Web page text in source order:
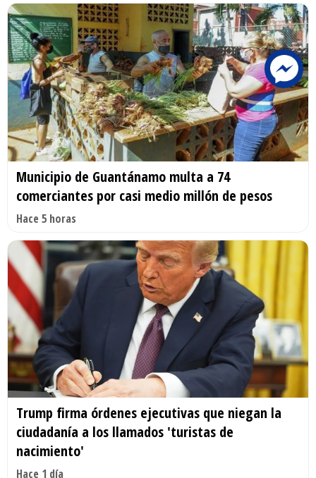
Municipio de Guantánamo multa a 74
comerciantes por casi medio millón de pesos
Hace 5 horas
Trump firma órdenes ejecutivas que niegan la
ciudadanía a los llamados 'turistas de
nacimiento'
Hace 1 día